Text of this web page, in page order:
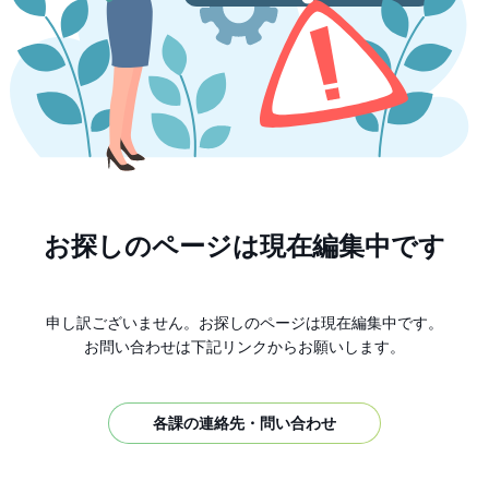
お探しのページは現在編集中です
申し訳ございません。お探しのページは現在編集中です。
お問い合わせは下記リンクからお願いします。
各課の連絡先・問い合わせ